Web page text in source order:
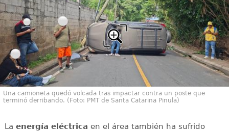
Una camioneta quedó volcada tras impactar contra un poste que
terminó derribando. (Foto: PMT de Santa Catarina Pinula)
La energía eléctrica en el área también ha sufrido